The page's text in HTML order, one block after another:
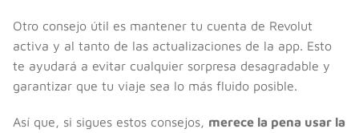
Otro consejo útil es mantener tu cuenta de Revolut
activa y al tanto de las actualizaciones de la app. Esto
te ayudará a evitar cualquier sorpresa desagradable y
garantizar que tu viaje sea lo más fluido posible.
Así que, si sigues estos consejos, merece la pena usar la